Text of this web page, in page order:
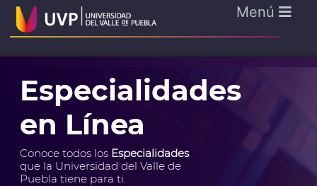
Menú
Especialidades
en Línea
Conoce todos los Especialidades
que la Universidad del Valle de
Puebla tiene para ti.